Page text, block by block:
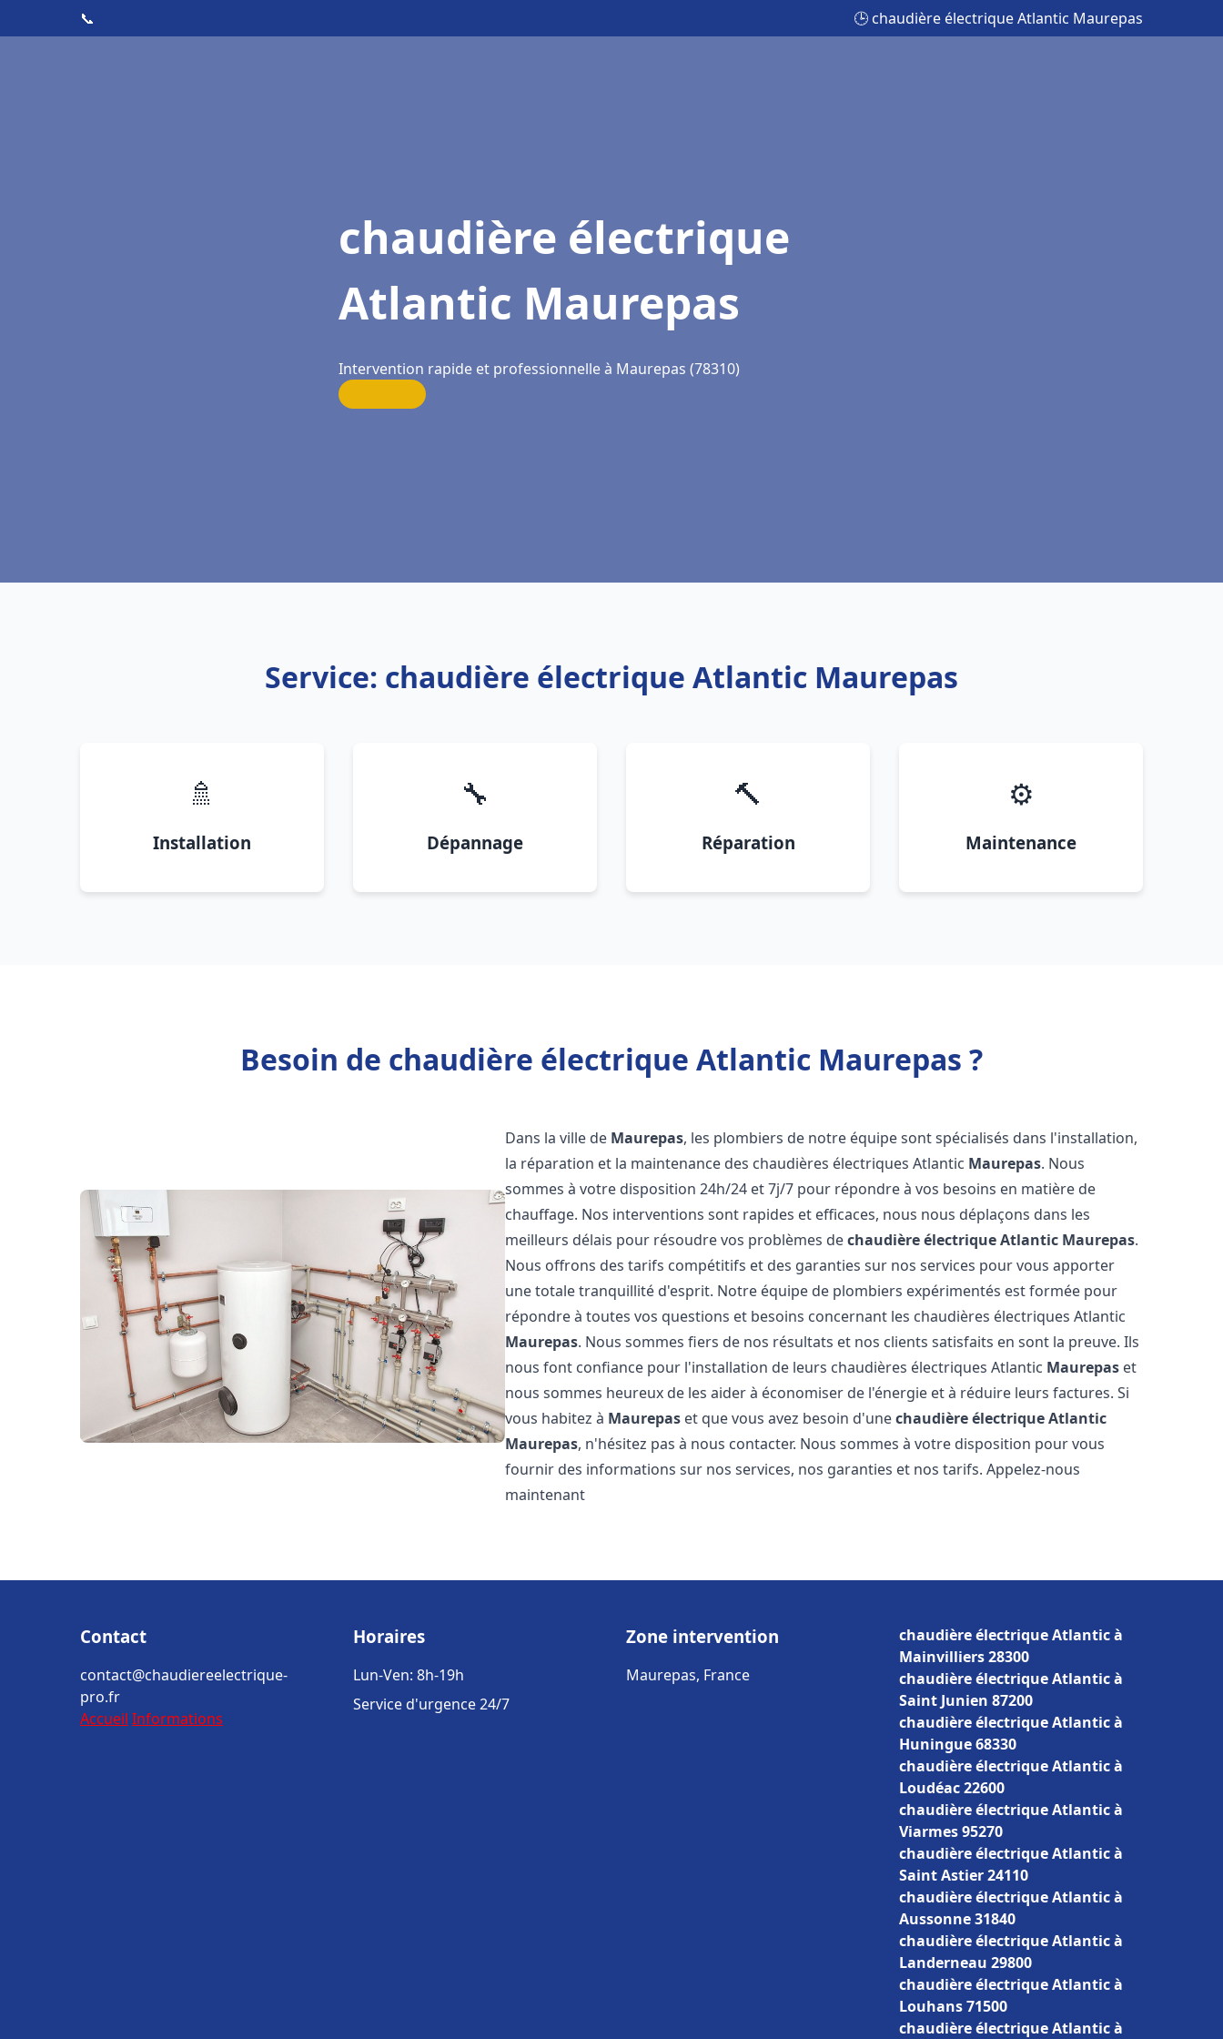
📞 🕒 chaudière électrique Atlantic Maurepas
chaudière électrique
Atlantic Maurepas
Intervention rapide et professionnelle à Maurepas (78310)
Service: chaudière électrique Atlantic Maurepas
🚿
Installation
🔧
Dépannage
🔨
Réparation
⚙️
Maintenance
Besoin de chaudière électrique Atlantic Maurepas ?
Dans la ville de Maurepas, les plombiers de notre équipe sont spécialisés dans l'installation,
la réparation et la maintenance des chaudières électriques Atlantic Maurepas. Nous
sommes à votre disposition 24h/24 et 7j/7 pour répondre à vos besoins en matière de
chauffage. Nos interventions sont rapides et efficaces, nous nous déplaçons dans les
meilleurs délais pour résoudre vos problèmes dechaudière électrique Atlantic Maurepas.
Nous offrons des tarifs compétitifs et des garanties sur nos services pour vous apporter
une totale tranquillité d'esprit. Notre équipe de plombiers expérimentés est formée pour
répondre à toutes vos questions et besoins concernant les chaudières électriques Atlantic
Maurepas. Nous sommes fiers de nos résultats et nos clients satisfaits en sont la preuve. Ils
nous font confiance pour l'installation de leurs chaudières électriques Atlantic Maurepas et
nous sommes heureux de les aider à économiser de l'énergie et à réduire leurs factures. Si
vous habitez à Maurepas et que vous avez besoin d'unechaudière électrique Atlantic
Maurepas, n'hésitez pas à nous contacter. Nous sommes à votre disposition pour vous
fournir des informations sur nos services, nos garanties et nos tarifs. Appelez-nous
maintenant
Contact
contact@chaudiereelectrique-
pro.fr
Accueil Informations
Horaires
Lun-Ven: 8h-19h
Service d'urgence 24/7
Zone intervention
Maurepas, France
chaudière électrique Atlantic à
Mainvilliers 28300
chaudière électrique Atlantic à
Saint Junien 87200
chaudière électrique Atlantic à
Huningue 68330
chaudière électrique Atlantic à
Loudéac 22600
chaudière électrique Atlantic à
Viarmes 95270
chaudière électrique Atlantic à
Saint Astier 24110
chaudière électrique Atlantic à
Aussonne 31840
chaudière électrique Atlantic à
Landerneau 29800
chaudière électrique Atlantic à
Louhans 71500
chaudière électrique Atlantic à